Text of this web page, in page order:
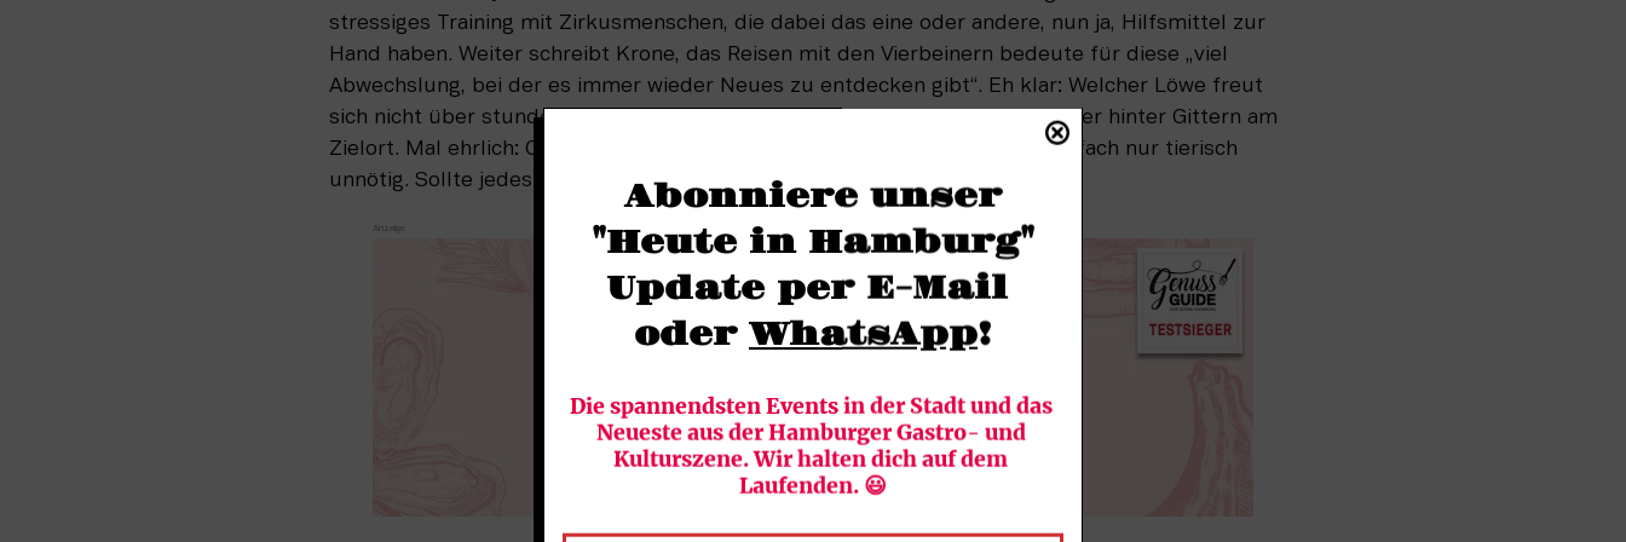
stressiges Training mit Zirkusmenschen, die dabei das eine oder andere, nun ja, Hilfsmittel zur
Hand haben. Weiter schreibt Krone, das Reisen mit den Vierbeinern bedeute für diese „viel
Abwechslung, bei der es immer wieder Neues zu entdecken gibt“. Eh klar: Welcher Löwe freut
sich nicht über stundenlange Autobahnfahrten und die zahlreichen Abenteuer hinter Gittern am
Zielort. Mal ehrlich: Circus Krone, wie er schon so viele Jahre abläuft, ist einfach nur tierisch
unnötig. Sollte jedes Kind wissen, Eltern sowieso.Abonniere unser
"Heute in Hamburg"
Update per E-Mail
oder WhatsApp!
Die spannendsten Events in der Stadt und das
Neueste aus der Hamburger Gastro- und
Kulturszene. Wir halten dich auf dem
Laufenden. 😃